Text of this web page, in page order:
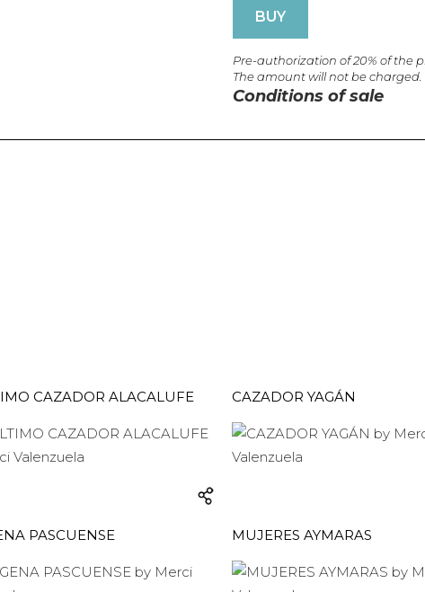
BUY
Pre-authorization of 20% of the
The amount will not be charged.
Conditions of sale
CAZADOR ALACALUFE CAZADOR YAGÁN
PASCUENSE MUJERES AYMARAS